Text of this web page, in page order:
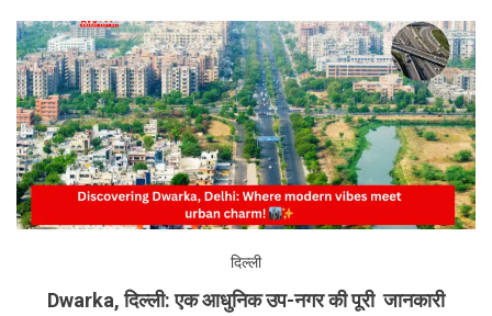
दिल्ली
Dwarka, दिल्ली: एक आधुनिक उप-नगर की पूरी जानकारी